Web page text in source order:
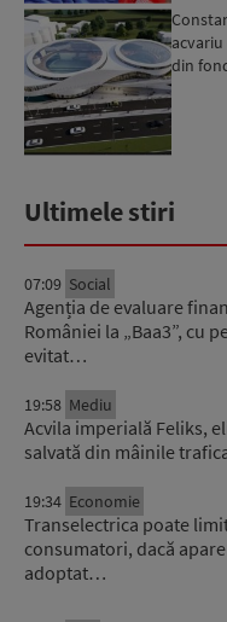
din
Ultimele stiri
07:09 Social
Agenția de evaluare
României la „Baa3”, cu
evitat…
19:58 Mediu
Acvila imperială Feliks,
salvată din mâinile
19:34 Economie
Transelectrica poate
consumatori, dacă
adoptat…